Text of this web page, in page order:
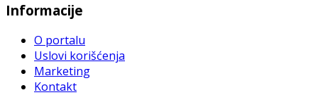
Informacije
O portalu
Uslovi korišćenja
Marketing
Kontakt